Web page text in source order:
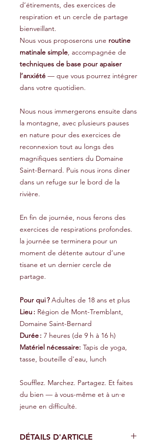
d’étirements, des exercices de
respiration et un cercle de partage
bienveillant.
Nous vous proposerons une routine
matinale simple, accompagnée de
techniques de base pour apaiser
l’anxiété — que vous pourrez intégrer
dans votre quotidien.
Nous nous immergerons ensuite dans
la montagne, avec plusieurs pauses
en nature pour des exercices de
reconnexion tout au longs des
magnifiques sentiers du Domaine
Saint-Bernard. Puis nous irons diner
dans un refuge sur le bord de la
rivière.
En fin de journée, nous ferons des
exercices de respirations profondes.
la journée se terminera pour un
moment de détente autour d’une
tisane et un dernier cercle de
partage.
Pour qui ?Adultes de 18 ans et plus
Lieu : Région de Mont-Tremblant,
Domaine Saint-Bernard
Durée : 7 heures (de 9 h à 16 h)
Matériel nécessaire: Tapis de yoga,
tasse, bouteille d'eau, lunch
Soufflez. Marchez. Partagez. Et faites
du bien — à vous-même et à un·e
jeune en difficulté.
DÉTAILS D'ARTICLE